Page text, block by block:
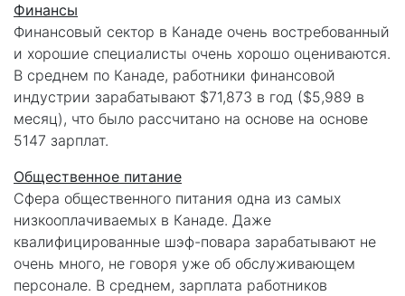
Финансы
Финансовый сектор в Канаде очень востребованный
и хорошие специалисты очень хорошо оцениваются.
В среднем по Канаде, работники финансовой
индустрии зарабатывают $71,873 в год ($5,989 в
месяц), что было рассчитано на основе на основе
5147 зарплат.
Общественное питание
Сфера общественного питания одна из самых
низкооплачиваемых в Канаде. Даже
квалифицированные шэф-повара зарабатывают не
очень много, не говоря уже об обслуживающем
персонале. В среднем, зарплата работников